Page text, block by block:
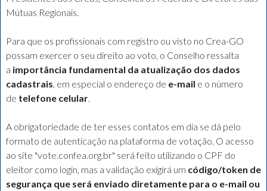
Mútuas Regionais.
Para que os profissionais com registro ou visto no Crea-GO
possam exercer o seu direito ao voto, o Conselho ressalta
a importância fundamental da atualização dos dados
cadastrais, em especial o endereço de e-mail e o número
de telefone celular.
A obrigatoriedade de ter esses contatos em dia se dá pelo
formato de autenticação na plataforma de votação. O acesso
ao site "vote.confea.org.br" será feito utilizando o CPF do
eleitor como login, mas a validação exigirá um código/token de
segurança que será enviado diretamente para o e-mail ou